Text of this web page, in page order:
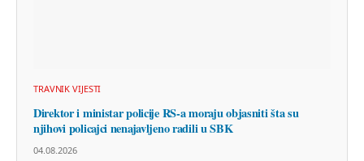
TRAVNIK VIJESTI
Direktor i ministar policije RS-a moraju objasniti šta su
njihovi policajci nenajavljeno radili u SBK
04.08.2026